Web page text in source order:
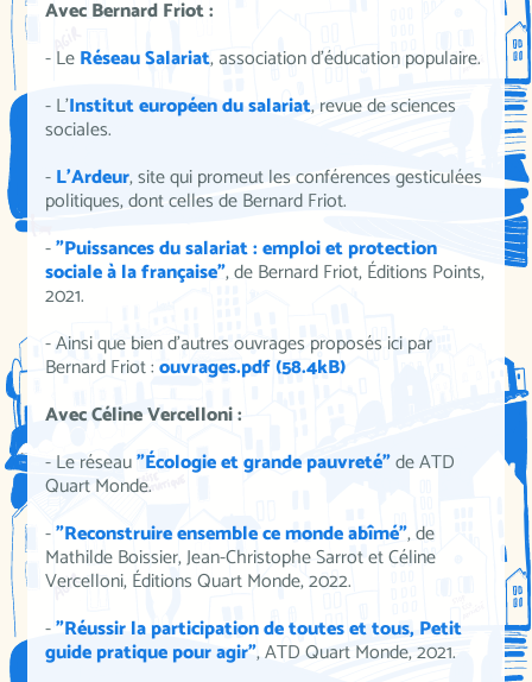
Avec Bernard Friot :
- LeRéseau Salariat, association d'éducation populaire.
- L'Institut européen du salariat, revue de sciences
sociales.
-L'Ardeur, site qui promeut les conférences gesticulées
politiques, dont celles de Bernard Friot.
-"Puissances du salariat : emploi et protection
sociale à la française", de Bernard Friot, Éditions Points,
2021.
- Ainsi que bien d'autres ouvrages proposés ici par
Bernard Friot :ouvrages.pdf (58.4kB)
Avec Céline Vercelloni :
- Le réseau"Écologie et grande pauvreté"de ATD
Quart Monde.
-"Reconstruire ensemble ce monde abîmé", de
Mathilde Boissier, Jean-Christophe Sarrot et Céline
Vercelloni, Éditions Quart Monde, 2022.
-"Réussir la participation de toutes et tous, Petit
guide pratique pour agir", ATD Quart Monde, 2021.